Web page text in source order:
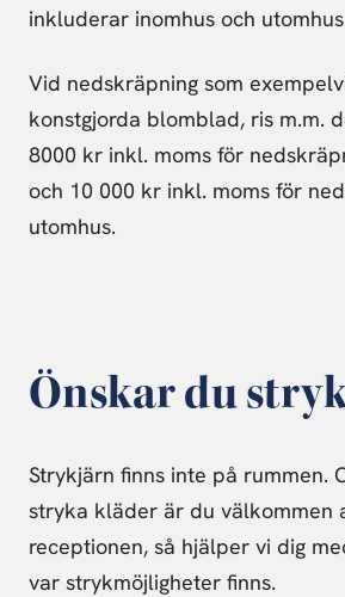
inkluderar inomhus och
Vid nedskräpning som
konstgjorda blomblad, ris m.m.
8000 kr inkl. moms för
och 10 000 kr inkl. moms för
utomhus.
Önskar du
Strykjärn finns inte på rummen.
stryka kläder är du välkommen
receptionen, så hjälper vi dig
var strykmöjligheter finns.